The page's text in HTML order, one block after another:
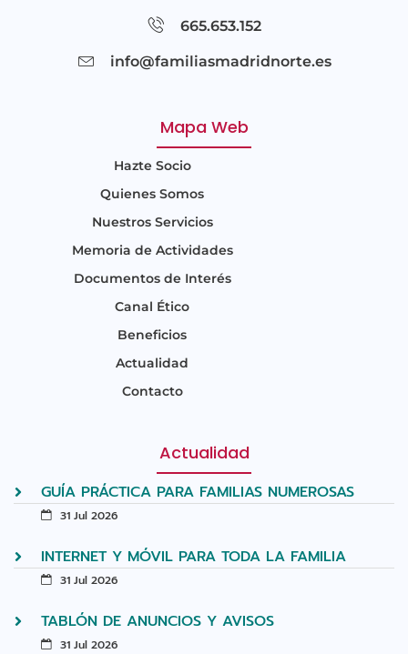
665.653.152
info@familiasmadridnorte.es
Mapa Web
Hazte Socio
Quienes Somos
Nuestros Servicios
Memoria de Actividades
Documentos de Interés
Canal Ético
Beneficios
Actualidad
Contacto
Actualidad
GUÍA PRÁCTICA PARA FAMILIAS NUMEROSAS
31 Jul 2026
INTERNET Y MÓVIL PARA TODA LA FAMILIA
31 Jul 2026
TABLÓN DE ANUNCIOS Y AVISOS
31 Jul 2026